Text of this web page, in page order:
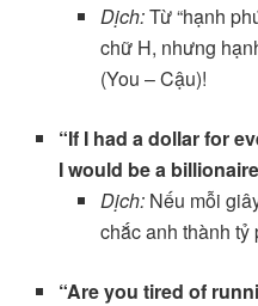
Dịch:Từ “hạnh
chữ H, nhưng
(You – Cậu)!
“If I had a dollar for
I would be a
Dịch:Nếu mỗi
chắc anh thành tỷ
“Are you tired of